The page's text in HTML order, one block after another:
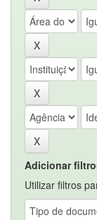
Adicionar
Utilizar filtros